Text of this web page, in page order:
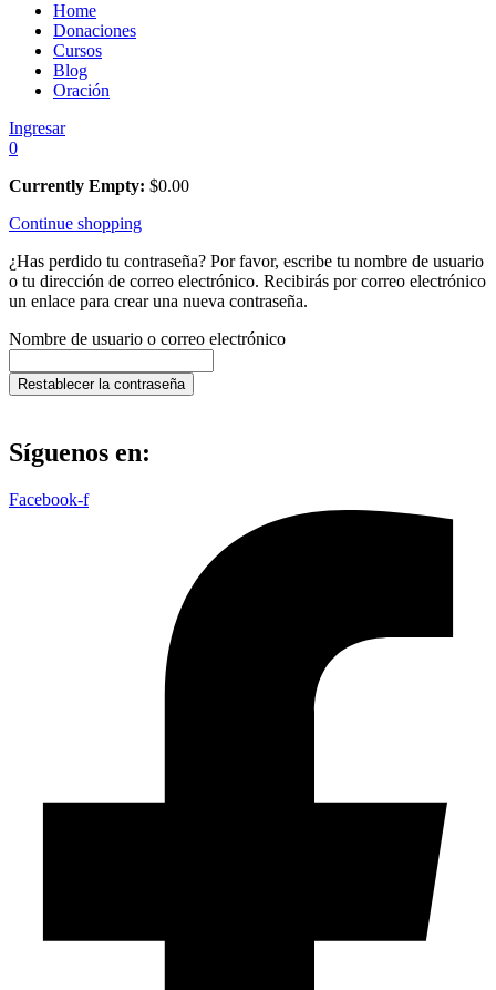
Home
Donaciones
Cursos
Blog
Oración
Ingresar
0
Currently Empty: $0.00
Continue shopping
¿Has perdido tu contraseña? Por favor, escribe tu nombre de usuario
o tu dirección de correo electrónico. Recibirás por correo electrónico
un enlace para crear una nueva contraseña.
Nombre de usuario o correo electrónico
Restablecer la contraseña
Síguenos en:
Facebook-f